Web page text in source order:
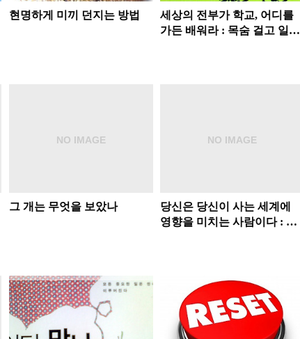
현명하게 미끼 던지는 방법
세상의 전부가 학교, 어디를
가든 배워라 : 목숨 걸고 일한
그 개는 무엇을 보았나
당신은 당신이 사는 세계에
영향을 미치는 사람이다 : 불